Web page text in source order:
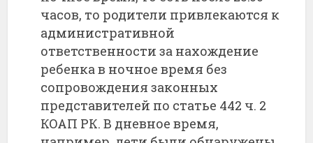
часов, то родители привлекаются к
административной
ответственности за нахождение
ребенка в ночное время без
сопровождения законных
представителей по статье 442 ч. 2
КОАП РК. В дневное время,